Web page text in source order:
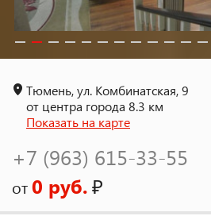
Тюмень, ул. Комбинатская, 9
от центра города 8.3 км
Показать на карте
+7 (963) 615-33-55
от0 руб.₽